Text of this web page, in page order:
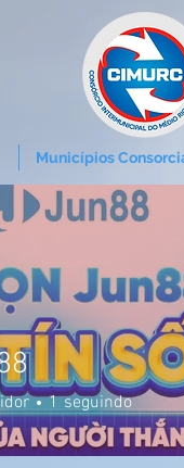
Municípios
1 seguindo